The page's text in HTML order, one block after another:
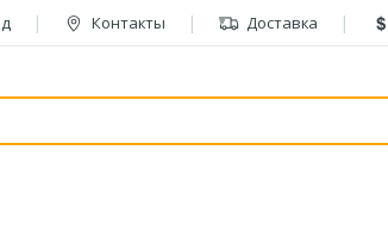
Контакты Доставка